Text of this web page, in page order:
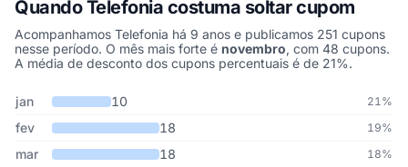
Quando Telefonia costuma soltar cupom
Acompanhamos Telefonia há 9 anos e publicamos 251 cupons
nesse período. O mês mais forte é novembro, com 48 cupons.
A média de desconto dos cupons percentuais é de 21%.
Cupons de Telefonia publicados por mês, somando os últimos 9
Mês Cupons publicados
jan 10 21%
fev 18 19%
mar 18 18%